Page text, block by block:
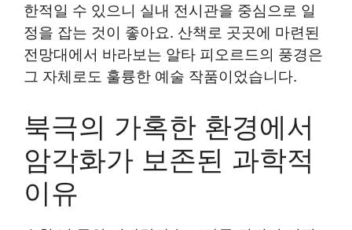
한적일 수 있으니 실내 전시관을 중심으로 일
정을 잡는 것이 좋아요. 산책로 곳곳에 마련된
전망대에서 바라보는 알타 피오르드의 풍경은
그 자체로도 훌륭한 예술 작품이었습니다.
북극의 가혹한 환경에서
암각화가 보존된 과학적
이유